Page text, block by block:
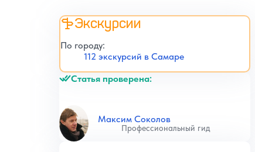
Экскурсии
По городу:
112 экскурсий в Самаре
Статья проверена:
Максим Соколов
Профессиональный гид